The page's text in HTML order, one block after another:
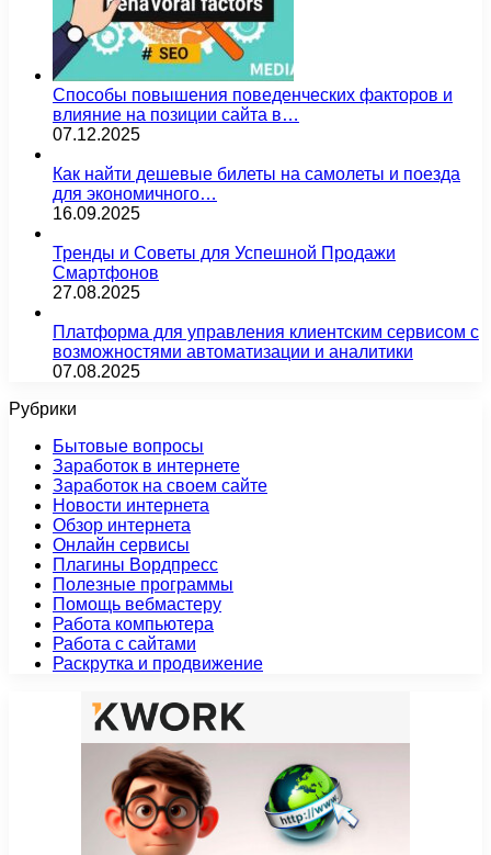
Способы повышения поведенческих факторов и
влияние на позиции сайта в…
07.12.2025
Как найти дешевые билеты на самолеты и поезда
для экономичного…
16.09.2025
Тренды и Советы для Успешной Продажи
Смартфонов
27.08.2025
Платформа для управления клиентским сервисом с
возможностями автоматизации и аналитики
07.08.2025
Рубрики
Бытовые вопросы
Заработок в интернете
Заработок на своем сайте
Новости интернета
Обзор интернета
Онлайн сервисы
Плагины Вордпресс
Полезные программы
Помощь вебмастеру
Работа компьютера
Работа с сайтами
Раскрутка и продвижение